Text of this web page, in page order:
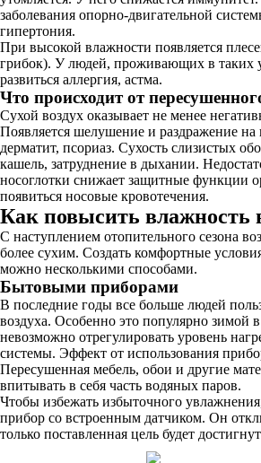
заболевания опорно-двигательной
гипертония.
При высокой влажности появляется
грибок). У людей, проживающих в таких
развиться аллергия, астма.
Что происходит от
Сухой воздух оказывает не менее
Появляется шелушение и раздражение на
дерматит, псориаз. Сухость слизистых
кашель, затруднение в дыхании.
носоглотки снижает защитные функции
появиться носовые кровотечения.
Как повысить влажность
С наступлением отопительного сезона
более сухим. Создать комфортные
можно несколькими способами.
Бытовыми приборами
В последние годы все больше людей
воздуха. Особенно это популярно зимой в
невозможно отрегулировать уровень
системы. Эффект от использования
Пересушенная мебель, обои и другие
впитывать в себя часть водяных паров.
Чтобы избежать избыточного
прибор со встроенным датчиком. Он
только поставленная цель будет